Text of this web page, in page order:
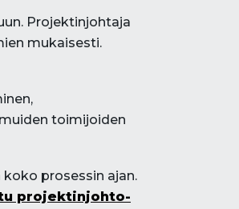
Projektinjohtaja
mukaisesti.
toimijoiden
prosessin ajan.
projektinjohto-